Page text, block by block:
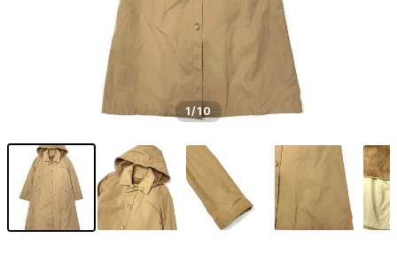
1/10